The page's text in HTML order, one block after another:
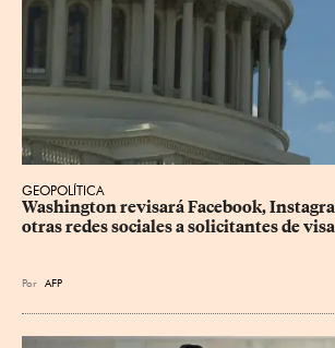
GEOPOLÍTICA
Washington revisará Facebook,
otras redes sociales a solicitantes de
Por AFP